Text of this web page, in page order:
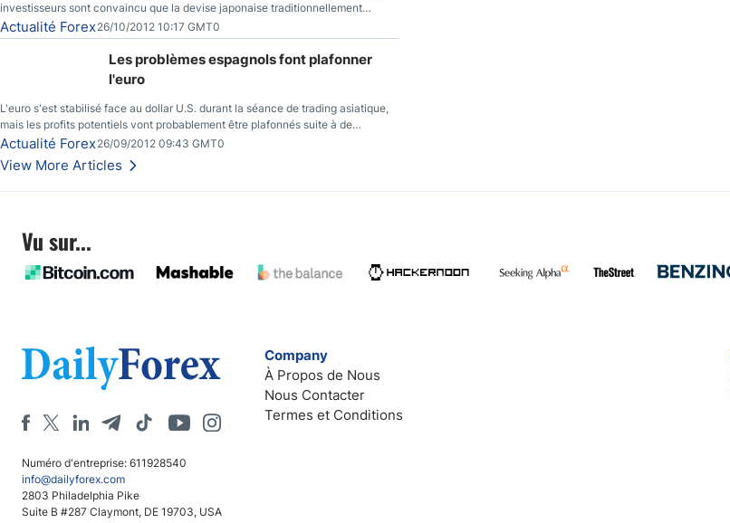
investisseurs sont convaincu que la devise japonaise traditionnellement
sécuritaire devrait chuter de façon importante après la réunion de la Banque du
Japon la semaine prochaine.
Actualité Forex26/10/2012 10:17 GMT0
Les problèmes espagnols font plafonner
l'euro
L'euro s'est stabilisé face au dollar U.S. durant la séance de trading asiatique,
mais les profits potentiels vont probablement être plafonnés suite à de
nouveaux événements liés au renflouement en Espagne, renforçant les
inquiétudes des investisseurs.
Actualité Forex26/09/2012 09:43 GMT0
View More Articles
Vu sur...
Numéro d'entreprise: 611928540
info@dailyforex.com
2803 Philadelphia Pike
Suite B #287 Claymont, DE 19703, USA
Company
À Propos de Nous
Nous Contacter
Termes et Conditions